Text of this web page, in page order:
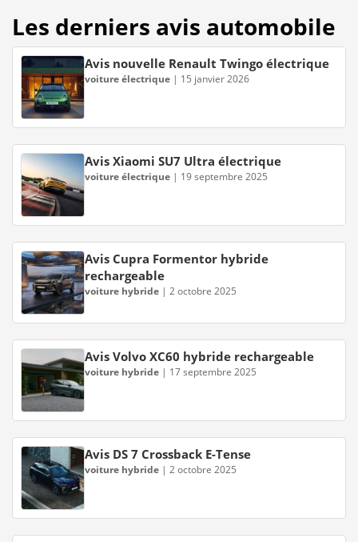
Les derniers avis automobile
Avis nouvelle Renault Twingo électrique
voiture électrique | 15 janvier 2026
Avis Xiaomi SU7 Ultra électrique
voiture électrique | 19 septembre 2025
Avis Cupra Formentor hybride
rechargeable
voiture hybride | 2 octobre 2025
Avis Volvo XC60 hybride rechargeable
voiture hybride | 17 septembre 2025
Avis DS 7 Crossback E-Tense
voiture hybride | 2 octobre 2025